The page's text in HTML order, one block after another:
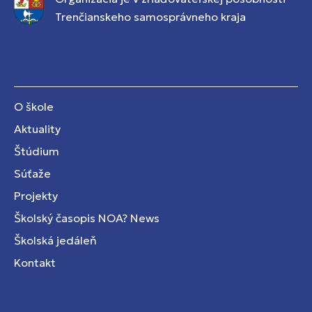
Trenčianskeho samosprávneho kraja
O škole
Aktuality
Štúdium
Súťaže
Projekty
Školský časopis NOA? News
Školská jedáleň
Kontakt